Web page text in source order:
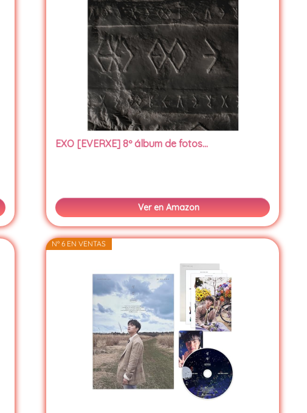
EXO [EVERXE] 8º álbum de fotos...
Ver en Amazon
Nº 6 EN VENTAS